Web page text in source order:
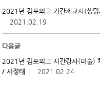
2021년 김포외고 기간제교사(생
2021.02.19
다음글
2021년 김포외고 시간강사(미술)
/ 서정태
2021.02.24